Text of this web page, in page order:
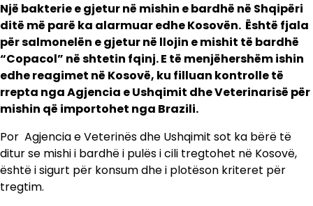
Një bakterie e gjetur në mishin e bardhë në Shqipëri
ditë më parë ka alarmuar edhe Kosovën. Është fjala
për salmonelën e gjetur në llojin e mishit të bardhë
“Copacol” në shtetin fqinj. E të menjëhershëm ishin
edhe reagimet në Kosovë, ku filluan kontrolle të
rrepta nga Agjencia e Ushqimit dhe Veterinarisë për
mishin që importohet nga Brazili.
Por Agjencia e Veterinës dhe Ushqimit sot ka bërë të
ditur se mishi i bardhë i pulës i cili tregtohet në Kosovë,
është i sigurt për konsum dhe i plotëson kriteret për
tregtim.